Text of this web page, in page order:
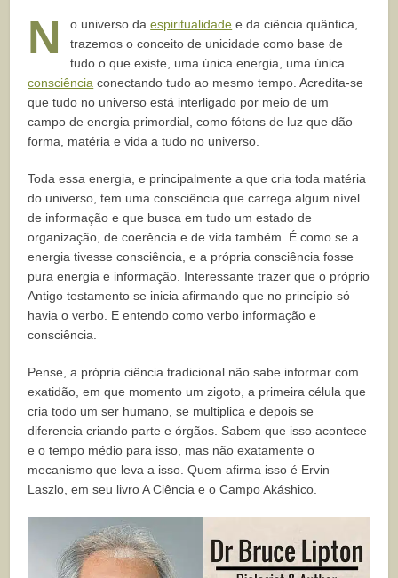
N o universo daespiritualidade e da ciência quântica,
trazemos o conceito de unicidade como base de
tudo o que existe, uma única energia, uma única
consciência conectando tudo ao mesmo tempo. Acredita-se
que tudo no universo está interligado por meio de um
campo de energia primordial, como fótons de luz que dão
forma, matéria e vida a tudo no universo.
Toda essa energia, e principalmente a que cria toda matéria
do universo, tem uma consciência que carrega algum nível
de informação e que busca em tudo um estado de
organização, de coerência e de vida também. É como se a
energia tivesse consciência, e a própria consciência fosse
pura energia e informação. Interessante trazer que o próprio
Antigo testamento se inicia afirmando que no princípio só
havia o verbo. E entendo como verbo informação e
consciência.
Pense, a própria ciência tradicional não sabe informar com
exatidão, em que momento um zigoto, a primeira célula que
cria todo um ser humano, se multiplica e depois se
diferencia criando parte e órgãos. Sabem que isso acontece
e o tempo médio para isso, mas não exatamente o
mecanismo que leva a isso. Quem afirma isso é Ervin
Laszlo, em seu livro A Ciência e o Campo Akáshico.